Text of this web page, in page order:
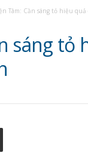
Tâm: Cần sáng tỏ hiệu quả
sáng tỏ